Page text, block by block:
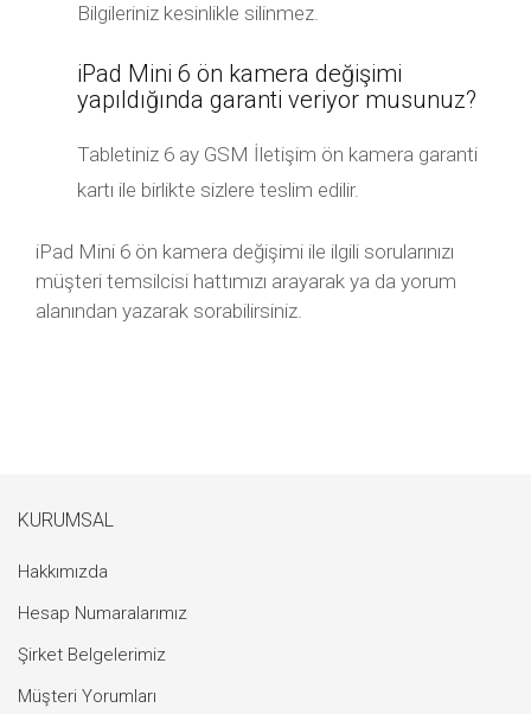
Bilgileriniz kesinlikle silinmez.
iPad Mini 6 ön kamera değişimi
yapıldığında garanti veriyor musunuz?
Tabletiniz 6 ay GSM İletişim ön kamera garanti
kartı ile birlikte sizlere teslim edilir.
iPad Mini 6 ön kamera değişimi ile ilgili sorularınızı
müşteri temsilcisi hattımızı arayarak ya da yorum
alanından yazarak sorabilirsiniz.
KURUMSAL
Hakkımızda
Hesap Numaralarımız
Şirket Belgelerimiz
Müşteri Yorumları